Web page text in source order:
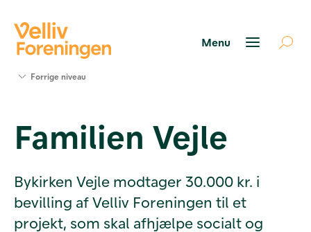
Værktøjer
og viden
Foreningen
Kontakt
os
Forrige niveau
Familien Vejle
Bykirken Vejle modtager 30.000 kr. i
bevilling af Velliv Foreningen til et
projekt, som skal afhjælpe socialt og